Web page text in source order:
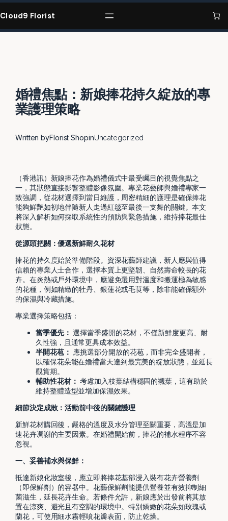
Skip
to
Cloud9 Florist
婚禮焦點：新娘捧花持久綻放的專
業護理策略
Written byFlorist ShopinUncategorized
（香港訊）新娘捧花作為婚禮儀式中最受矚目的視覺焦點之
一，其狀態直接影響整體影像氛圍。專業花藝師與婚禮專家一
致強調，從花材選擇到當日維護，周密精細的護理是確保捧花
能夠鮮艷如初地伴隨新人走過紅毯至最後一支舞的關鍵。本文
將深入解析如何採取系統性的預防與緊急措施，維持捧花最佳
狀態。
從源頭把關：優選新鮮耐久花材
捧花的持久度始於準備階段。資深花藝師建議，新人應與值得
信賴的專業人士合作，選擇本質上更堅韌、自然壽命較長的花
卉。在炎熱或戶外環境中，應避免選用對溫度和搬運極為敏感
的花種，例如精緻的牡丹、銀蓮花或毛茛等，除非能確保額外
的保濕與冷藏措施。
專業選擇策略包括：
當季優先： 選擇當季盛開的花材，不僅新鮮度更高、耐
久性強，且通常更具成本效益。
半開花苞： 應挑選部分開放的花苞，而非完全盛開者，
以確保花朵能在婚禮當天達到最完美的綻放狀態，並延長
觀賞期。
輔助性花材： 考慮加入枝葉結構穩固的襯葉，這有助於
維持整體造型並增加保濕效果。
細節決定成敗：活動前中後的關鍵護理
新鮮花材購回後，嚴格的溫度及水分管理至關重要，高溫是加
速花卉凋謝的主要因素。在婚禮開始前，捧花的補水程序不容
忽視。
一、妥善補水與保鮮：
抵達新娘化妝室後，應立即將捧花基部浸入裝有花卉營養劑
（即保鮮劑）的容器中。花藝保鮮劑能提供營養並有效抑制細
菌滋生，延長花卉生命。若條件允許，新娘應於出發前將其放
置在涼爽、避光且有空調的環境中。特別嬌嫩的花朵如玫瑰或
蘭花，可使用細水霧輕噴花瓣表面，防止乾燥。